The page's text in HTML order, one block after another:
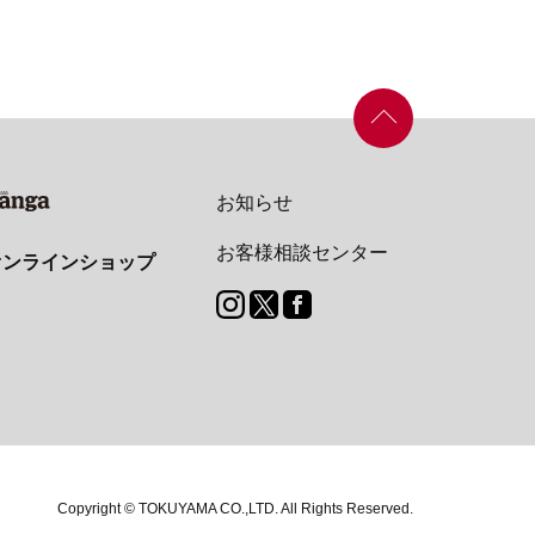
ンラインショップ
お知らせ
お客様相談センター
Copyright © TOKUYAMA CO.,LTD.All Rights Reserved.